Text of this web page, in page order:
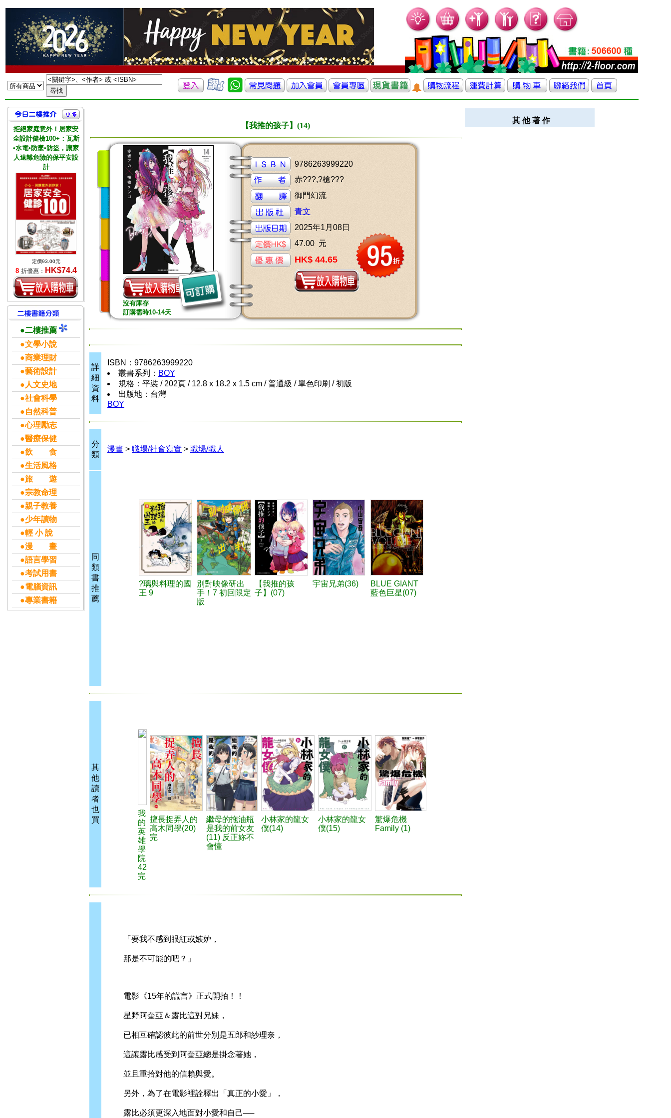
拒絕家庭意外！居家安
全設計健檢100+：瓦斯
•水電•防墜•防盜，讓家
人遠離危險的保平安設
計
定價93.00元
8 折優惠： HK$74.4
●二樓推薦
●文學小說
●商業理財
●藝術設計
●人文史地
●社會科學
●自然科普
●心理勵志
●醫療保健
●飲 食
●生活風格
●旅 遊
●宗教命理
●親子教養
●少年讀物
●輕 小 說
●漫 畫
●語言學習
●考試用書
●電腦資訊
●專業書籍
【我推的孩子】(14)
沒有庫存
訂購需時10-14天
9786263999220
赤???,?槍???
御門幻流
青文
2025年1月08日
47.00 元
HK$ 44.65
詳
細
資
料
ISBN：9786263999220
叢書系列： BOY
規格：平裝 / 202頁 / 12.8 x 18.2 x 1.5 cm / 普通級 / 單色印刷 / 初版
出版地：台灣
BOY
分
類
漫畫 > 職場/社會寫實 > 職場/職人
同
類
書
推
薦
?璃與料理的國
王 9
別對映像研出
手！7 初回限定
版
【我推的孩
子】(07)
宇宙兄弟(36)
BLUE GIANT
藍色巨星(07)
其
他
讀
者
也
買
我
的
英
雄
學
院
42
完
擅長捉弄人的
高木同學(20)
完
繼母的拖油瓶
是我的前女友
(11) 反正妳不
會懂
小林家的龍女
僕(14)
小林家的龍女
僕(15)
驚爆危機
Family (1)
「要我不感到眼紅或嫉妒，
那是不可能的吧？」
電影《15年的謊言》正式開拍！！
星野阿奎亞＆露比這對兄妹，
已相互確認彼此的前世分別是五郎和紗理奈，
這讓露比感受到阿奎亞總是掛念著她，
並且重拾對他的信賴與愛。
另外，為了在電影裡詮釋出「真正的小愛」，
露比必須更深入地面對小愛和自己──
其 他 著 作